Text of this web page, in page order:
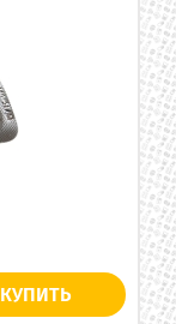
КУПИТЬ